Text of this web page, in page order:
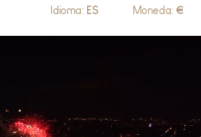
Idioma: ES Moneda: €